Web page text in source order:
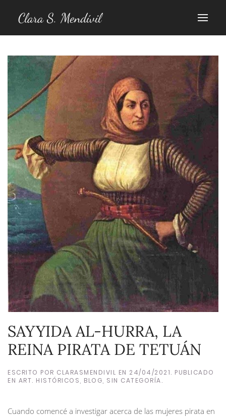
Clara S. Mendívil
SAYYIDA AL-HURRA, LA
REINA PIRATA DE TETUÁN
ESCRITO POR CLARASMENDIVIL EN 24/04/2021. PUBLICADO
EN ART. HISTÓRICOS BLOG SIN CATEGORÍA.
Cuando comencé a investigar acerca de las mujeres pirata en